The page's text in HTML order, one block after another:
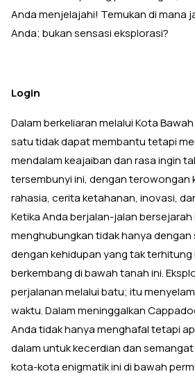
Anda menjelajahi! Temukan di mana
Anda; bukan sensasi eksplorasi?
Login
Dalam berkeliaran melalui Kota
satu tidak dapat membantu tetapi
mendalam keajaiban dan rasa ingin
tersembunyi ini, dengan terowongan
rahasia, cerita ketahanan, inovasi,
Ketika Anda berjalan-jalan bersejarah
menghubungkan tidak hanya
dengan kehidupan yang tak
berkembang di bawah tanah ini.
perjalanan melalui batu; itu
waktu. Dalam meninggalkan
Anda tidak hanya menghafal tetapi
dalam untuk kecerdian dan
kota-kota enigmatik ini di bawah